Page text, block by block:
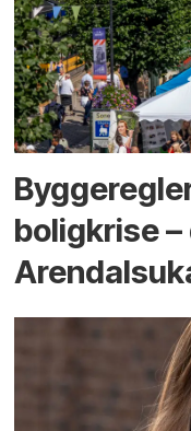
bolig­krise